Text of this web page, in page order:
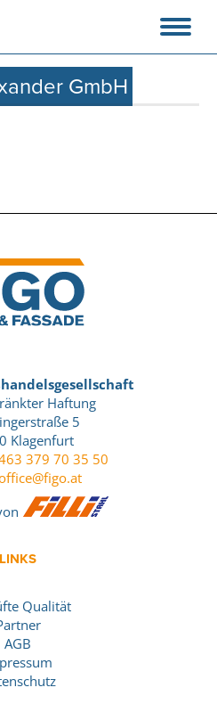
GmbH
Haftung
5
Klagenfurt
379 70 35 50
LINKS
Qualität
AGB